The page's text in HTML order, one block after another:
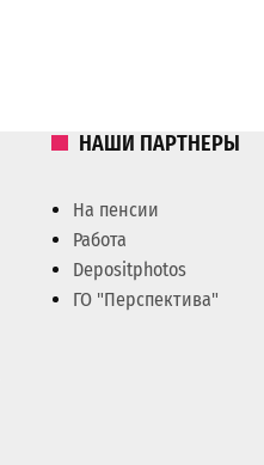
НАШИ ПАРТНЕРЫ
На пенсии
Работа
Depositphotos
ГО "Перспектива"